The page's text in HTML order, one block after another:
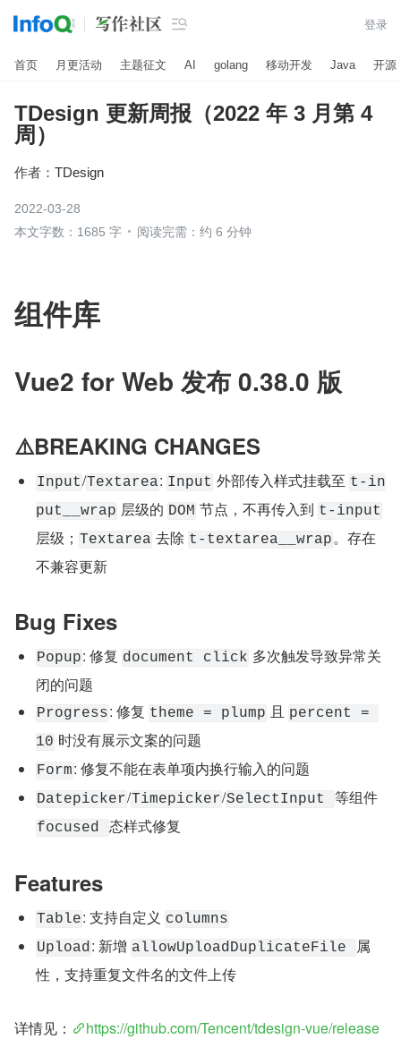
 登录
首页 月更活动 主题征文 AI golang 移动开发 Java 开源
TDesign 更新周报（2022 年 3 月第 4
周）
作者： TDesign
2022-03-28
本文字数：1685 字
阅读完需：约 6 分钟
组件库
Vue2 for Web 发布 0.38.0 版
⚠️BREAKING CHANGES
Input/Textarea: Input 外部传入样式挂载至 t-in
put__wrap 层级的 DOM 节点，不再传入到 t-input
层级； Textarea 去除 t-textarea__wrap。存在
不兼容更新
Bug Fixes
Popup: 修复 document click 多次触发导致异常关
闭的问题
Progress: 修复 theme = plump 且 percent =
10 时没有展示文案的问题
Form: 修复不能在表单项内换行输入的问题
Datepicker/Timepicker/SelectInput
focused 态样式修复
Features
Table: 支持自定义 columns
Upload: 新增 allowUploadDuplicateFile
属
性，支持重复文件名的文件上传
详情见：
https://github.com/Tencent/tdesign-vue/release